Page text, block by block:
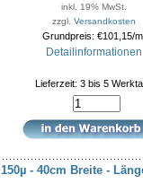
inkl. 19% MwSt.
zzgl.Versandkosten
Grundpreis: €101,15/
Detailinformationen
Lieferzeit: 3 bis 5
150µ - 40cm Breite -